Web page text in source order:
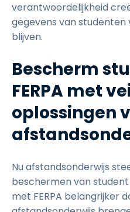
verantwoordelijkheid
gegevens van studenten
blijven.
Bescherm
FERPA met
oplossingen
Nu afstandsonderwijs
beschermen van
met FERPA belangrijker